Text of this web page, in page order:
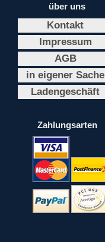
über uns
Kontakt
Impressum
AGB
in eigener Sache
Ladengeschäft
Zahlungsarten